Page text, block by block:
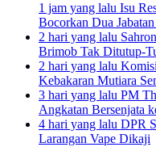
1 jam yang lalu Isu
Bocorkan Dua
2 hari yang lalu
Brimob Tak Ditutup-
2 hari yang lalu
Kebakaran Mutiara
3 hari yang lalu PM
Angkatan Bersenjata
4 hari yang lalu DPR
Larangan Vape Dikaji